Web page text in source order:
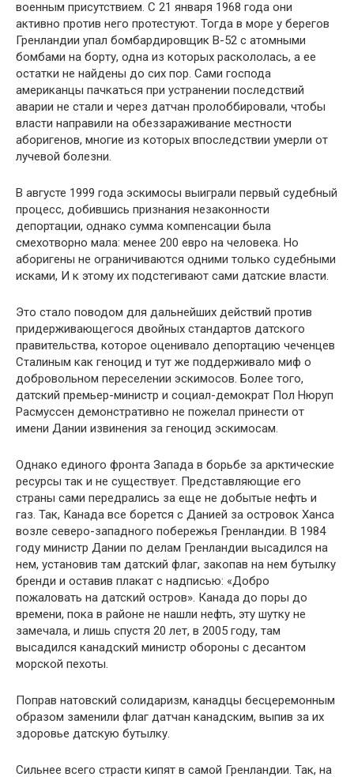
военным присутствием. С 21 января 1968 года они
активно против него протестуют. Тогда в море у берегов
Гренландии упал бом­бардировщик В-52 с атомными
бомбами на бор­ту, одна из которых раскололась, а ее
остатки не найдены до сих пор. Сами господа
американцы пачкаться при устранении последствий
аварии не стали и через датчан пролоббировали, чтобы
власти направили на обеззараживание местно­сти
аборигенов, многие из которых впоследст­вии умерли от
лучевой болезни.
В августе 1999 года эскимосы выиграли пер­вый судебный
процесс, добившись признания незаконности
депортации, однако сумма ком­пенсации была
смехотворно мала: менее 200 ев­ро на человека. Но
аборигены не ограничивают­ся одними только судебными
исками, И к этому их подстегивают сами датские власти.
Это стало поводом для дальнейших дейст­вий против
придерживающегося двойных стан­дартов датского
правительства, которое оцени­вало депортацию чеченцев
Сталиным как гено­цид и тут же поддерживало миф о
добровольном переселении эскимосов. Более того,
датский премьер-министр и социал-демократ Пол Нюруп
Расмуссен демонстративно не пожелал при­нести от
имени Дании извинения за геноцид эс­кимосам.
Однако единого фронта Запада в борьбе за арктические
ресурсы так и не существует. Пред­ставляющие его
страны сами передрались за еще не добытые нефть и
газ. Так, Канада все борется с Данией за островок Ханса
возле северо-западного побережья Гренландии. В 1984
году министр Дании по делам Гренландии высадился на
нем, установив там датский флаг, закопав на нем бутылку
бренди и оставив плакат с надпи­сью: «Добро
пожаловать на датский остров». Ка­нада до поры до
времени, пока в районе не на­шли нефть, эту шутку не
замечала, и лишь спус­тя 20 лет, в 2005 году, там
высадился канадский министр обороны с десантом
морской пехоты.
Поправ натовский солидаризм, канадцы бес­церемонным
образом заменили флаг датчан ка­надским, выпив за их
здоровье датскую бутылку.
Сильнее всего страсти кипят в самой Грен­ландии. Так, на